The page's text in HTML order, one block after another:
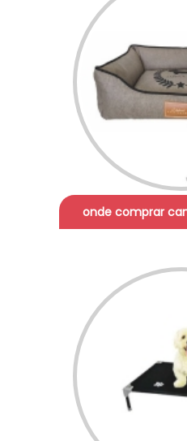
onde comprar